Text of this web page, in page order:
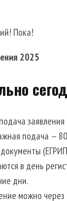
Пока!
2025
подача —
в день
дни.
можно через